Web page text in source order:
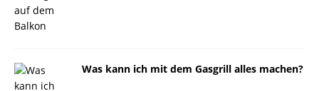
Was kann ich mit dem Gasgrill alles machen?